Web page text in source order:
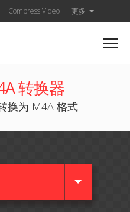
Compress Video 更多
转换器
换为 M4A 格式